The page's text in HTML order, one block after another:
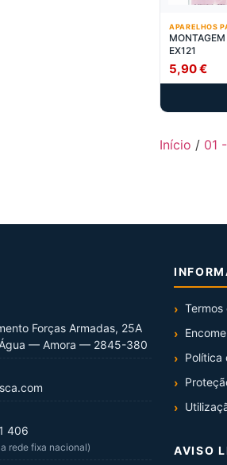
APARELHOS
EX121
5,90€
Início / 01
Forças Armadas, 25A
— Amora — 2845-380
406
rede fixa nacional)
Termos
Política
AVISO